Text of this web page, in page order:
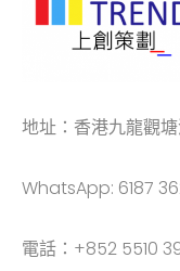
地址：香港九龍觀
WhatsApp: 6187
電話：+852 5510